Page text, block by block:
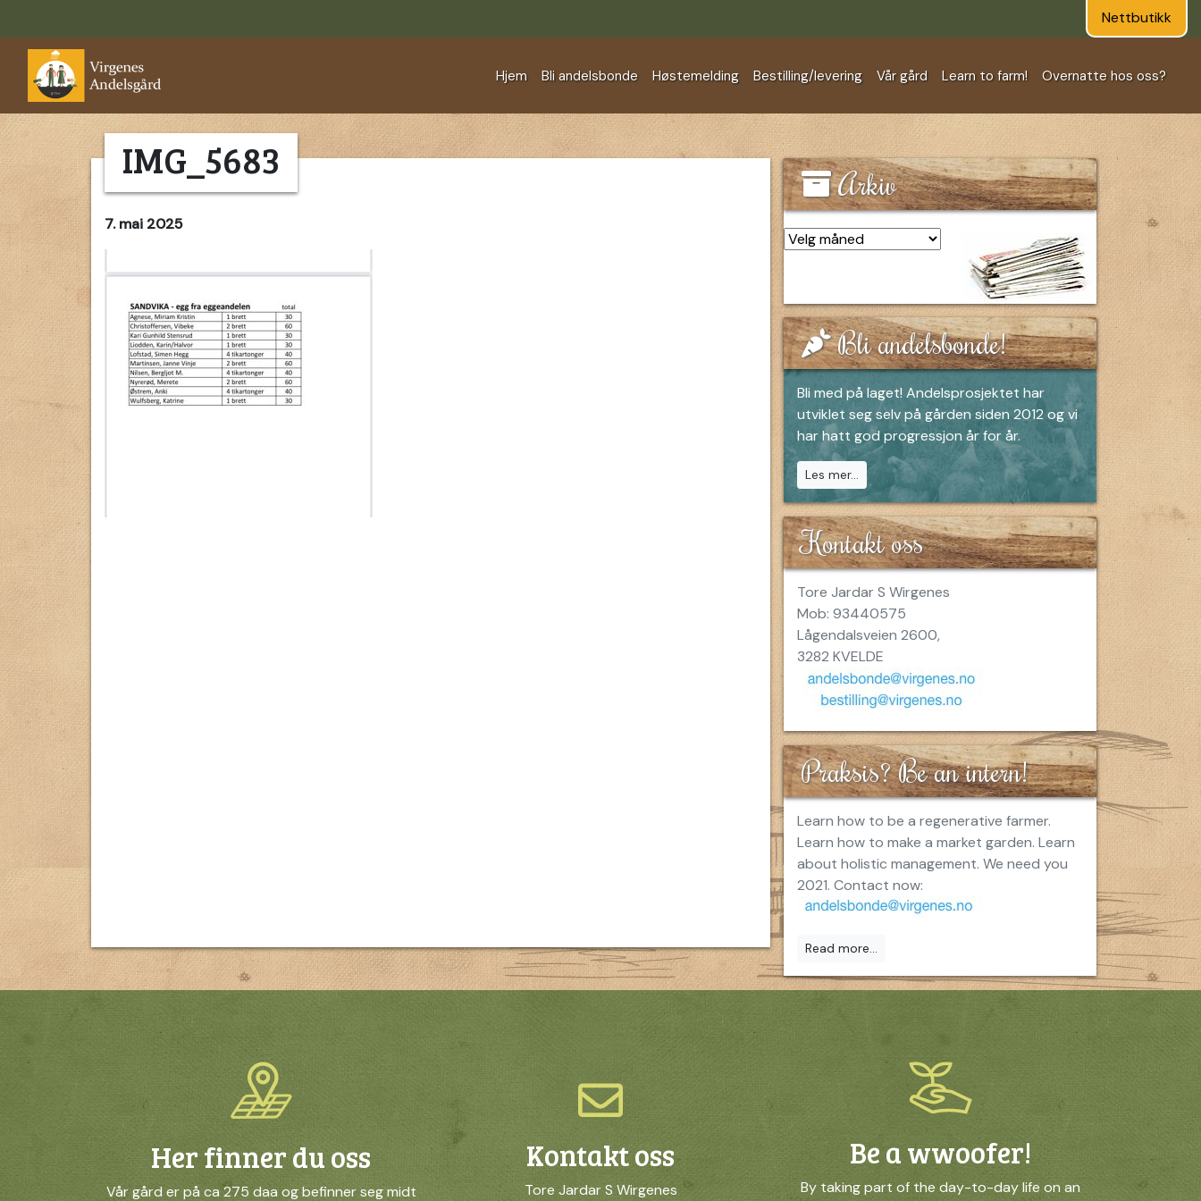
Nettbutikk
Hjem Bli andelsbonde Høstemelding Bestilling/levering Vår gård Learn to farm! Overnatte hos oss?
IMG_5683
7. mai 2025
Arkiv
Bli andelsbonde!
Bli med på laget! Andelsprosjektet har
utviklet seg selv på gården siden 2012 og vi
har hatt god progressjon år for år.
Les mer...
Kontakt oss
Tore Jardar S Wirgenes
Mob: 93440575
Lågendalsveien 2600,
3282 KVELDE
Praksis? Be an intern!
Learn how to be a regenerative farmer.
Learn how to make a market garden. Learn
about holistic management. We need you
2021. Contact now:
Read more...
Her finner du oss
Vår gård er på ca 275 daa og befinner seg midt
Kontakt oss
Tore Jardar S Wirgenes
Be a wwoofer!
By taking part of the day-to-day life on an